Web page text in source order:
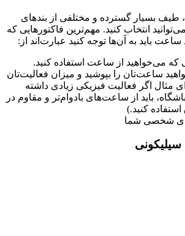
طیف بسیار گسترده و مختلفی از بندهای
انتخاب کنید. مهم‌ترین فاکتورهایی که
باید به آن‌ها توجه کنید عبارت‌اند از:
می‌خواهید از ساعت استفاده کنید.
ساعت‌تان را بپوشید و میزان فعالیت‌تان
مثال اگر فعالیت فیزیکی زیادی داشته
باید از ساعت‌های بادوام‌تر و مقاوم در
کنید.)
شخصی شما
سیلیکونی